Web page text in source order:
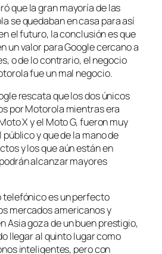
que la gran mayoría de las
se quedaban en casa para así
el futuro, la conclusión es que
un valor para Google cercano a
o de lo contrario, el negocio
fue un mal negocio.
rescata que los dos únicos
por Motorola mientras era
X y el Moto G, fueron muy
y que de la mano de
y los que aún están en
alcanzar mayores
telefónico es un perfecto
mercados americanos y
Asia goza de un buen prestigio,
llegar al quinto lugar como
inteligentes, pero con